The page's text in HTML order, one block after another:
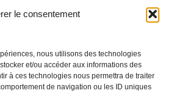
le consentement
nous utilisons des technologies
et/ou accéder aux informations des
à ces technologies nous permettra de traiter
de navigation ou les ID uniques